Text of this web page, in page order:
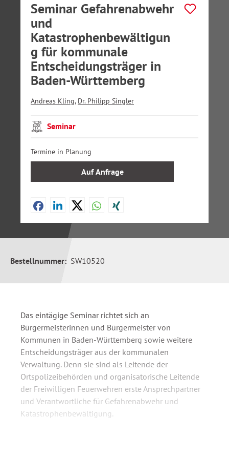
Seminar Gefahrenabwehr
und
Katastrophenbewältigun
g für kommunale
Entscheidungsträger in
Baden-Württemberg
Andreas Kling, Dr. Philipp Singler
Seminar
Termine in Planung
Auf Anfrage
Bestellnummer: SW10520
Das eintägige Seminar richtet sich an
Bürgermeisterinnen und Bürgermeister von
Kommunen in Baden-Württemberg sowie weitere
Entscheidungsträger aus der kommunalen
Verwaltung. Denn sie sind als Leitende der
Ortspolizeibehörden und organisatorische Leitende
der Freiwilligen Feuerwehren erste Ansprechpartner
und Verantwortliche für Gefahrenabwehr und
Katastrophenbewältigung.